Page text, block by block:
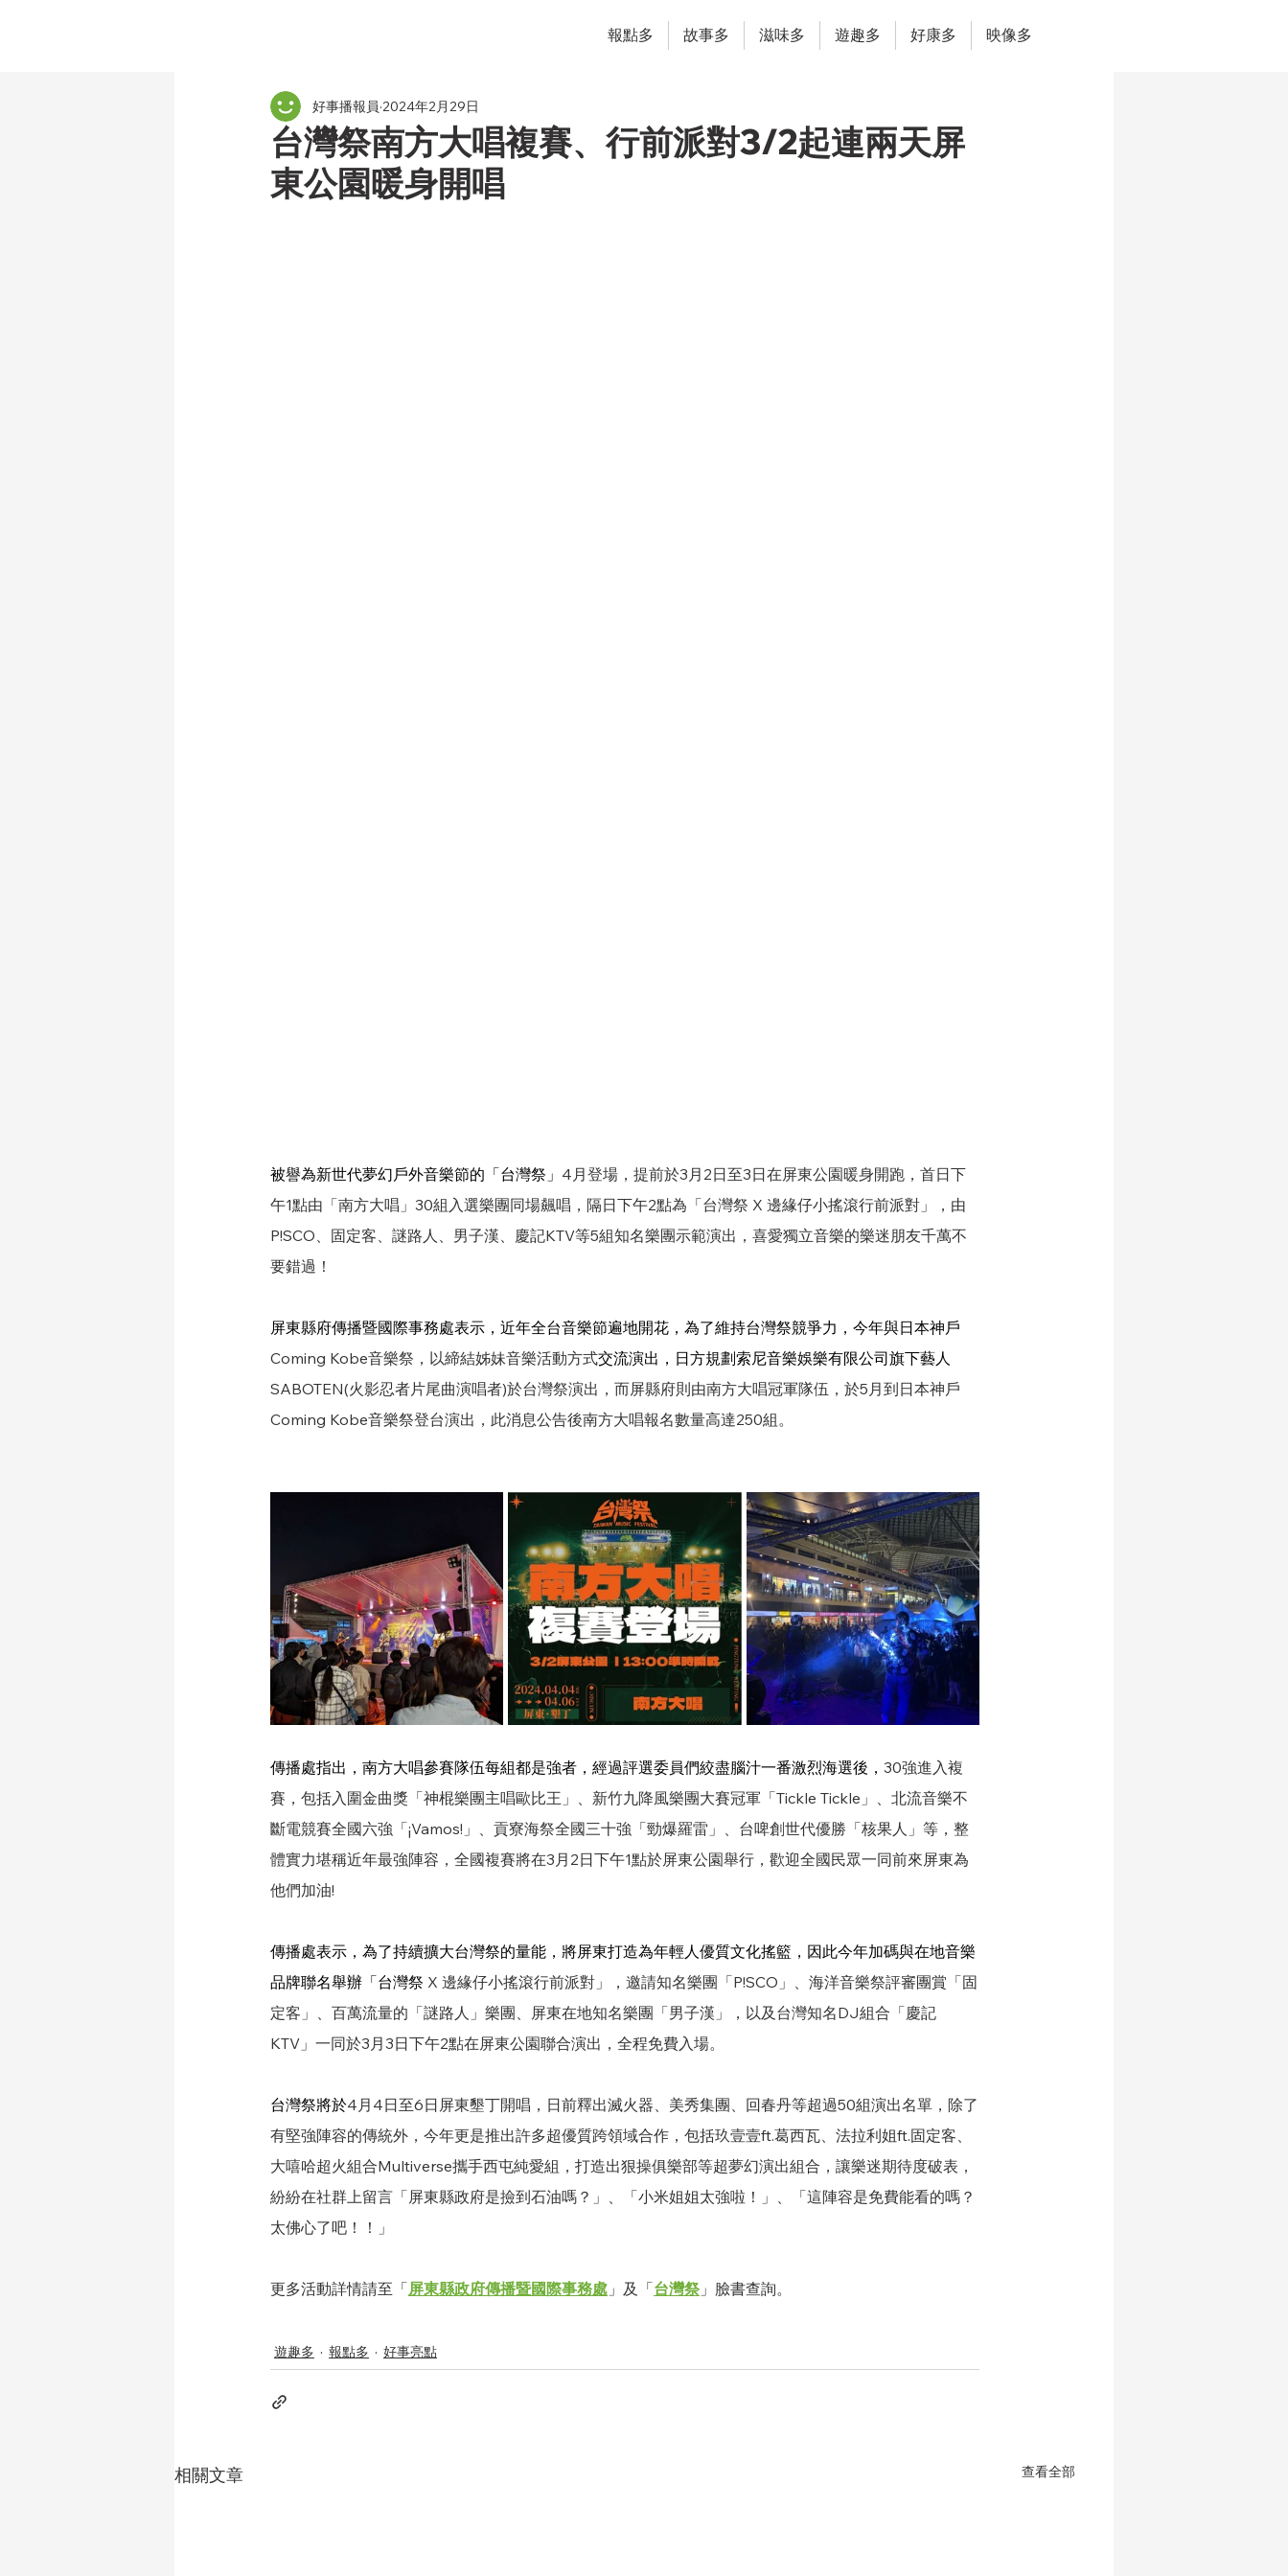
報點多 故事多 滋味多 遊趣多 好康多 映像多
台灣祭南方大唱複賽、行前派對3/2起連兩天屏
東公園暖身開唱
好事播報員 2024年2月29日
被譽為新世代夢幻戶外音樂節的「台灣祭」 4月登場，提前於3月2日至3日在屏東公園暖身開跑，首日下
午1點由「南方大唱」30組入選樂團同場飆唱，隔日下午2點為「台灣祭 X 邊緣仔小搖滾行前派對」，由
P!SCO、固定客、謎路人、男子漢、慶記KTV等5組知名樂團示範演出，喜愛獨立音樂的樂迷朋友千萬不
要錯過！
屏東縣府傳播暨國際事務處表示，近年全台音樂節遍地開花，為了維持台灣祭競爭力，今年與日本神戶
Coming Kobe音樂祭，以締結姊妹音樂活動方式交流演出，日方規劃索尼音樂娛樂有限公司旗下藝人
SABOTEN(火影忍者片尾曲演唱者)於台灣祭演出，而屏縣府則由南方大唱冠軍隊伍，於5月到日本神戶
Coming Kobe音樂祭登台演出，此消息公告後南方大唱報名數量高達250組。
傳播處指出，南方大唱參賽隊伍每組都是強者，經過評選委員們絞盡腦汁一番激烈海選後， 30強進入複
賽，包括入圍金曲獎「神棍樂團主唱歐比王」、新竹九降風樂團大賽冠軍「Tickle Tickle」、北流音樂不
斷電競賽全國六強「¡Vamos!」、貢寮海祭全國三十強「勁爆羅雷」、台啤創世代優勝「核果人」等，整
體實力堪稱近年最強陣容，全國複賽將在3月2日下午1點於屏東公園舉行，歡迎全國民眾一同前來屏東為
他們加油!
傳播處表示，為了持續擴大台灣祭的量能，將屏東打造為年輕人優質文化搖籃，因此今年加碼與在地音樂
品牌聯名舉辦「台灣祭 X 邊緣仔小搖滾行前派對」，邀請知名樂團「P!SCO」、海洋音樂祭評審團賞「固
定客」、百萬流量的「謎路人」樂團、屏東在地知名樂團「男子漢」，以及台灣知名DJ組合「慶記
KTV」一同於3月3日下午2點在屏東公園聯合演出，全程免費入場。
台灣祭將於4月4日至6日屏東墾丁開唱，日前釋出滅火器、美秀集團、回春丹等超過50組演出名單，除了
有堅強陣容的傳統外，今年更是推出許多超優質跨領域合作，包括玖壹壹ft.葛西瓦、法拉利姐ft.固定客、
大嘻哈超火組合Multiverse攜手西屯純愛組，打造出狠操俱樂部等超夢幻演出組合，讓樂迷期待度破表，
紛紛在社群上留言「屏東縣政府是撿到石油嗎？」、「小米姐姐太強啦！」、「這陣容是免費能看的嗎？
太佛心了吧！！」
更多活動詳情請至「屏東縣政府傳播暨國際事務處 」及「台灣祭 」臉書查詢。
遊趣多 報點多 好事亮點
相關文章 查看全部